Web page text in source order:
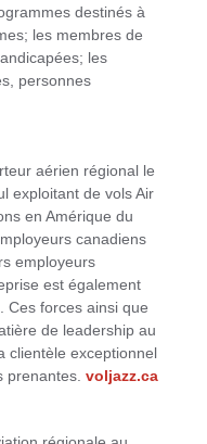
destinés à
les membres de
les
personnes
aérien régional le
exploitant de vols Air
en Amérique du
canadiens
employeurs
est également
Ces forces ainsi que
de leadership au
clientèle exceptionnel
prenantes. voljazz.ca